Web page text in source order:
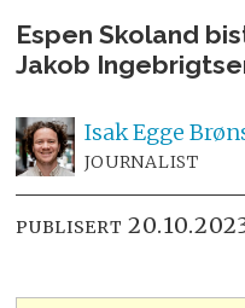
Espen Skoland
Jakob
IsakEgge
JOURNALIST
PUBLISERT